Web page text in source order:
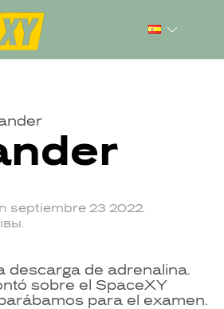
septiembre 23 2022.
.
descarga de adrenalina.
sobre el SpaceXY
para el examen.